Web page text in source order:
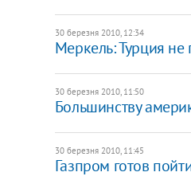
30 березня 2010, 12:34
Меркель: Турция не
30 березня 2010, 11:50
Большинству
30 березня 2010, 11:45
Газпром готов